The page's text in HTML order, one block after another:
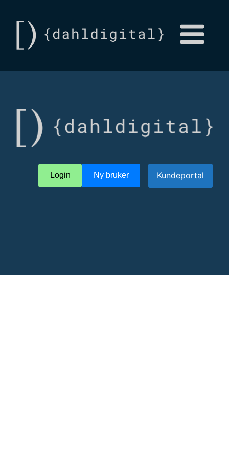
Login Ny bruker Kundeportal